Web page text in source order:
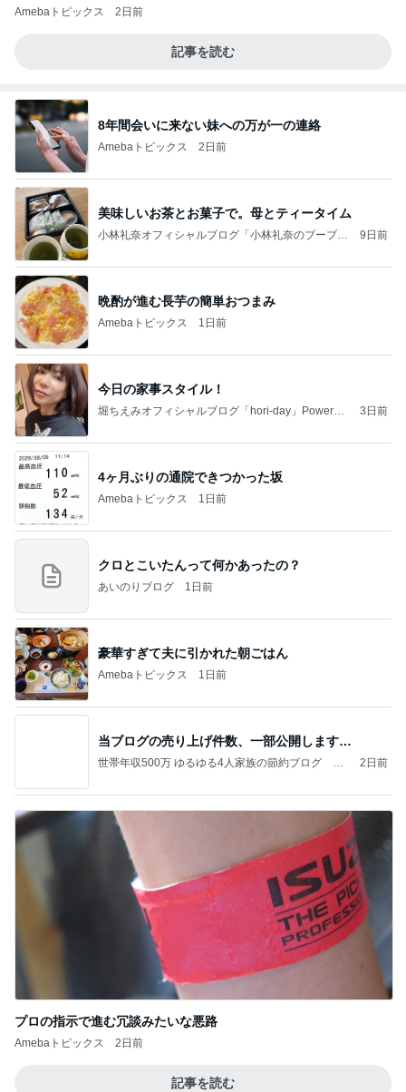
Amebaトピックス 2日前
記事を読む
8年間会いに来ない妹への万が一の連絡
Amebaトピックス 2日前
美味しいお茶とお菓子で。母とティータイム
小林礼奈オフィシャルブログ「小林礼奈のブーブー
9日前
晩酌が進む長芋の簡単おつまみ
Amebaトピックス 1日前
今日の家事スタイル！
堀ちえみオフィシャルブログ「hori-day」Powered
3日前
4ヶ月ぶりの通院できつかった坂
Amebaトピックス 1日前
クロとこいたんって何かあったの？
あいのりブログ 1日前
豪華すぎて夫に引かれた朝ごはん
Amebaトピックス 1日前
当ブログの売り上げ件数、一部公開します…
世帯年収500万 ゆるゆる4人家族の節約ブログ 〜
2日前
プロの指示で進む冗談みたいな悪路
Amebaトピックス 2日前
記事を読む